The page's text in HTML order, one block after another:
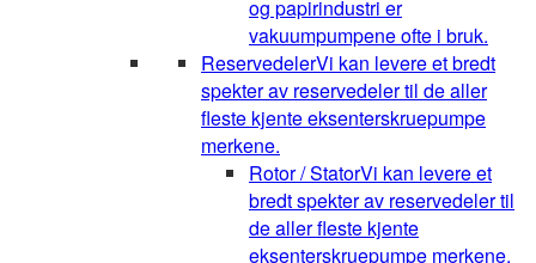
og papirindustri er
vakuumpumpene ofte i bruk.
ReservedelerVi kan levere et bredt
spekter av reservedeler til de aller
fleste kjente eksenterskruepumpe
merkene.
Rotor / StatorVi kan levere et
bredt spekter av reservedeler til
de aller fleste kjente
eksenterskruepumpe merkene.